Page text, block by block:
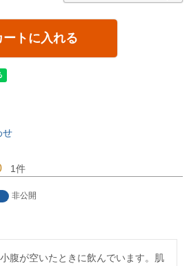
ートに入れる
せ
1
非公開
腹が空いたときに飲んでいます。肌